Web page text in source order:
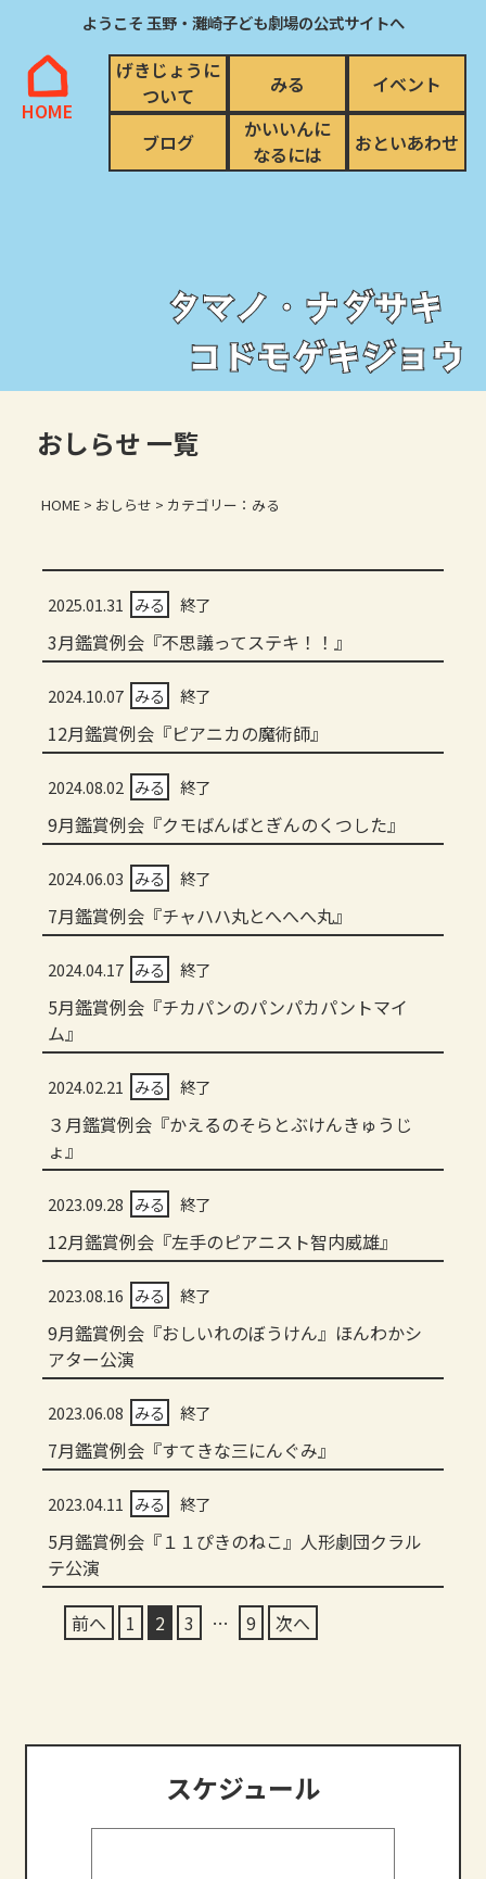
ようこそ 玉野・灘崎子ども劇場の公式サイトへ
HOME
げきじょうに
ついて
みる イベント
ブログ
かいいんに
なるには
おといあわせ
タマノ・ナダサキ
コドモゲキジョウ
おしらせ 一覧
HOME> おしらせ > カテゴリー：みる
2025.01.31 みる 終了
3月鑑賞例会『不思議ってステキ！！』
2024.10.07 みる 終了
12月鑑賞例会『ピアニカの魔術師』
2024.08.02 みる 終了
9月鑑賞例会『クモばんばとぎんのくつした』
2024.06.03 みる 終了
7月鑑賞例会『チャハハ丸とへへへ丸』
2024.04.17 みる 終了
5月鑑賞例会『チカパンのパンパカパントマイ
ム』
2024.02.21 みる 終了
３月鑑賞例会『かえるのそらとぶけんきゅうじ
ょ』
2023.09.28 みる 終了
12月鑑賞例会『左手のピアニスト智内威雄』
2023.08.16 みる 終了
9月鑑賞例会『おしいれのぼうけん』ほんわかシ
アター公演
2023.06.08 みる 終了
7月鑑賞例会『すてきな三にんぐみ』
2023.04.11 みる 終了
5月鑑賞例会『１１ぴきのねこ』人形劇団クラル
テ公演
投
稿
ー
前へ 1 2 3 … 9 次へ
スケジュール